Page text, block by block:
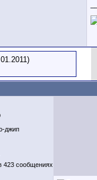
джип
423 сообщениях